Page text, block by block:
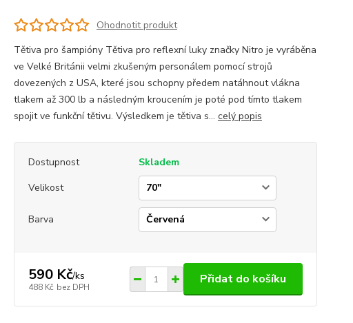
Ohodnotit produkt
Tětiva pro šampióny Tětiva pro reflexní luky značky Nitro je vyráběna
ve Velké Británii velmi zkušeným personálem pomocí strojů
dovezených z USA, které jsou schopny předem natáhnout vlákna
tlakem až 300 lb a následným kroucením je poté pod tímto tlakem
spojit ve funkční tětivu. Výsledkem je tětiva s... celý popis
Dostupnost
Skladem
Velikost
Barva
590 Kč/ks
488 Kč bez DPH
Přidat do košíku